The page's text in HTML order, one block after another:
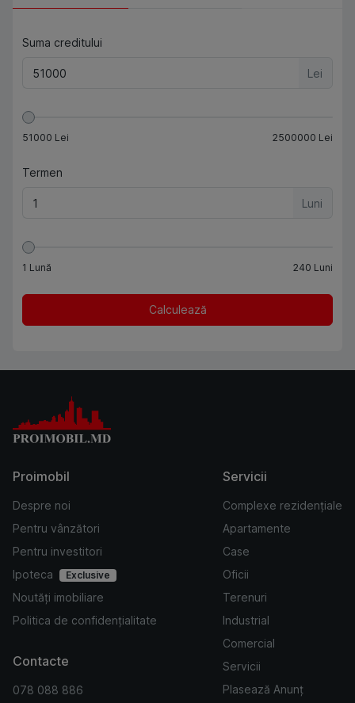
Suma creditului
Lei
51000 Lei 2500000 Lei
Termen
Luni
1 Lună 240 Luni
Calculează
Proimobil
Despre noi
Pentru vânzători
Pentru investitori
Ipoteca
Exclusive
Noutăți imobiliare
Politica de confidențialitate
Servicii
Complexe rezidențiale
Apartamente
Case
Oficii
Terenuri
Industrial
Comercial
Servicii
Plasează Anunț
Contacte
078 088 886